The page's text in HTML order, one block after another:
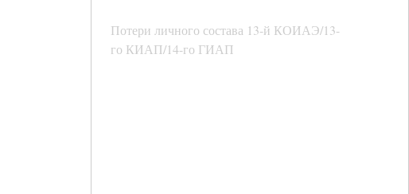
Потери личного состава 13-й КОИАЭ/13-
го КИАП/14-го ГИАП